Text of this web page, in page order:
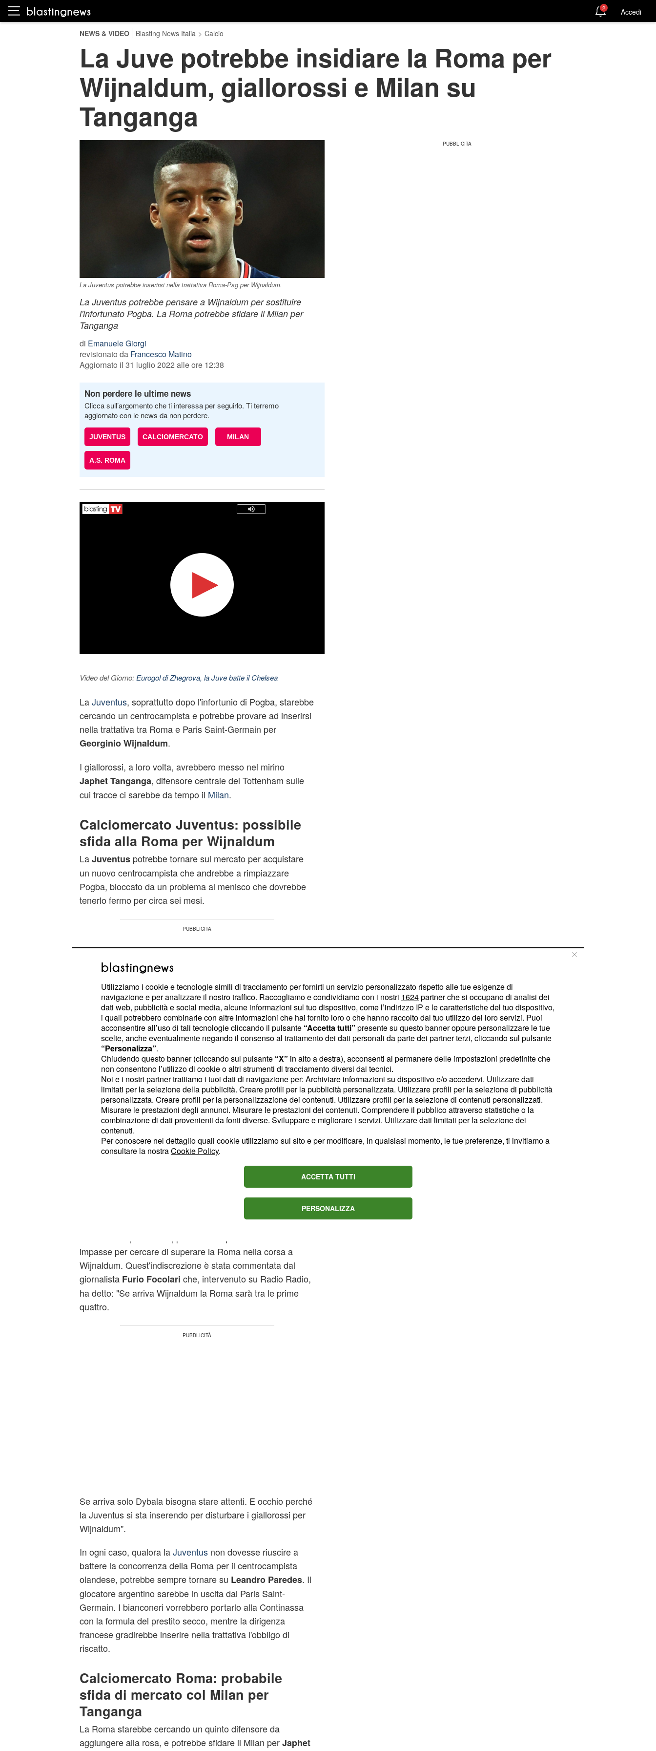
2 Accedi
NEWS & VIDEO Blasting News Italia > Calcio
La Juve potrebbe insidiare la Roma per
Wijnaldum, giallorossi e Milan su
Tanganga
La Juventus potrebbe inserirsi nella trattativa Roma-Psg per Wijnaldum.
La Juventus potrebbe pensare a Wijnaldum per sostituire
l'infortunato Pogba. La Roma potrebbe sfidare il Milan per
Tanganga
di Emanuele Giorgi
revisionato da Francesco Matino
Aggiornato il 31 luglio 2022 alle ore 12:38
Non perdere le ultime news
Clicca sull’argomento che ti interessa per seguirlo. Ti terremo
aggiornato con le news da non perdere.
JUVENTUS CALCIOMERCATO MILAN
A.S. ROMA
Video del Giorno: Eurogol di Zhegrova, la Juve batte il Chelsea
LaJuventus, soprattutto dopo l'infortunio di Pogba, starebbe
cercando un centrocampista e potrebbe provare ad inserirsi
nella trattativa tra Roma e Paris Saint-Germain per
Georginio Wijnaldum.
I giallorossi, a loro volta, avrebbero messo nel mirino
Japhet Tanganga, difensore centrale del Tottenham sulle
cui tracce ci sarebbe da tempo il Milan.
Calciomercato Juventus: possibile
sfida alla Roma per Wijnaldum
LaJuventuspotrebbe tornare sul mercato per acquistare
un nuovo centrocampista che andrebbe a rimpiazzare
Pogba, bloccato da un problema al menisco che dovrebbe
tenerlo fermo per circa sei mesi.
Il nome nuovo accostato ai bianconeri sarebbe quello di
Georginio Wijnaldum.
Il mediano del Paris Saint-Germain sarebbe attenzionato
dalla Roma di José Mourinho che starebbe trattando con la
compagine francese un suo eventuale trasferimento nella
capitale. L'ostacolo che al momento le parti non sarebbero
riuscite a superare, sarebbe quello relativo all'ingaggiodel
calciatore olandese, il quale percepisce 9 milioni di euro
impasse per cercare di superare la Roma nella corsa a
Wijnaldum. Quest'indiscrezione è stata commentata dal
giornalista Furio Focolari che, intervenuto su Radio Radio,
ha detto: "Se arriva Wijnaldum la Roma sarà tra le prime
quattro.
Se arriva solo Dybala bisogna stare attenti. E occhio perché
la Juventus si sta inserendo per disturbare i giallorossi per
Wijnaldum".
In ogni caso, qualora laJuventusnon dovesse riuscire a
battere la concorrenza della Roma per il centrocampista
olandese, potrebbe sempre tornare su Leandro Paredes. Il
giocatore argentino sarebbe in uscita dal Paris Saint-
Germain. I bianconeri vorrebbero portarlo alla Continassa
con la formula del prestito secco, mentre la dirigenza
francese gradirebbe inserire nella trattativa l'obbligo di
riscatto.
Calciomercato Roma: probabile
sfida di mercato col Milan per
Tanganga
La Roma starebbe cercando un quinto difensore da
aggiungere alla rosa, e potrebbe sfidare il Milan perJaphet
Utilizziamo i cookie e tecnologie simili di tracciamento per fornirti un servizio personalizzato rispetto alle tue esigenze di
navigazione e per analizzare il nostro traffico. Raccogliamo e condividiamo con i nostri 1624partner che si occupano di analisi dei
dati web, pubblicità e social media, alcune informazioni sul tuo dispositivo, come l’indirizzo IP e le caratteristiche del tuo dispositivo,
i quali potrebbero combinarle con altre informazioni che hai fornito loro o che hanno raccolto dal tuo utilizzo dei loro servizi. Puoi
acconsentire all’uso di tali tecnologie cliccando il pulsante “Accetta tutti” presente su questo banner oppure personalizzare le tue
scelte, anche eventualmente negando il consenso al trattamento dei dati personali da parte dei partner terzi, cliccando sul pulsante
“Personalizza”.
Chiudendo questo banner (cliccando sul pulsante “X” in alto a destra), acconsenti al permanere delle impostazioni predefinite che
non consentono l’utilizzo di cookie o altri strumenti di tracciamento diversi dai tecnici.
Noi e i nostri partner trattiamo i tuoi dati di navigazione per: Archiviare informazioni su dispositivo e/o accedervi. Utilizzare dati
limitati per la selezione della pubblicità. Creare profili per la pubblicità personalizzata. Utilizzare profili per la selezione di pubblicità
personalizzata. Creare profili per la personalizzazione dei contenuti. Utilizzare profili per la selezione di contenuti personalizzati.
Misurare le prestazioni degli annunci. Misurare le prestazioni dei contenuti. Comprendere il pubblico attraverso statistiche o la
combinazione di dati provenienti da fonti diverse. Sviluppare e migliorare i servizi. Utilizzare dati limitati per la selezione dei
contenuti.
Per conoscere nel dettaglio quali cookie utilizziamo sul sito e per modificare, in qualsiasi momento, le tue preferenze, ti invitiamo a
consultare la nostraCookie Policy.
ACCETTA TUTTI
PERSONALIZZA